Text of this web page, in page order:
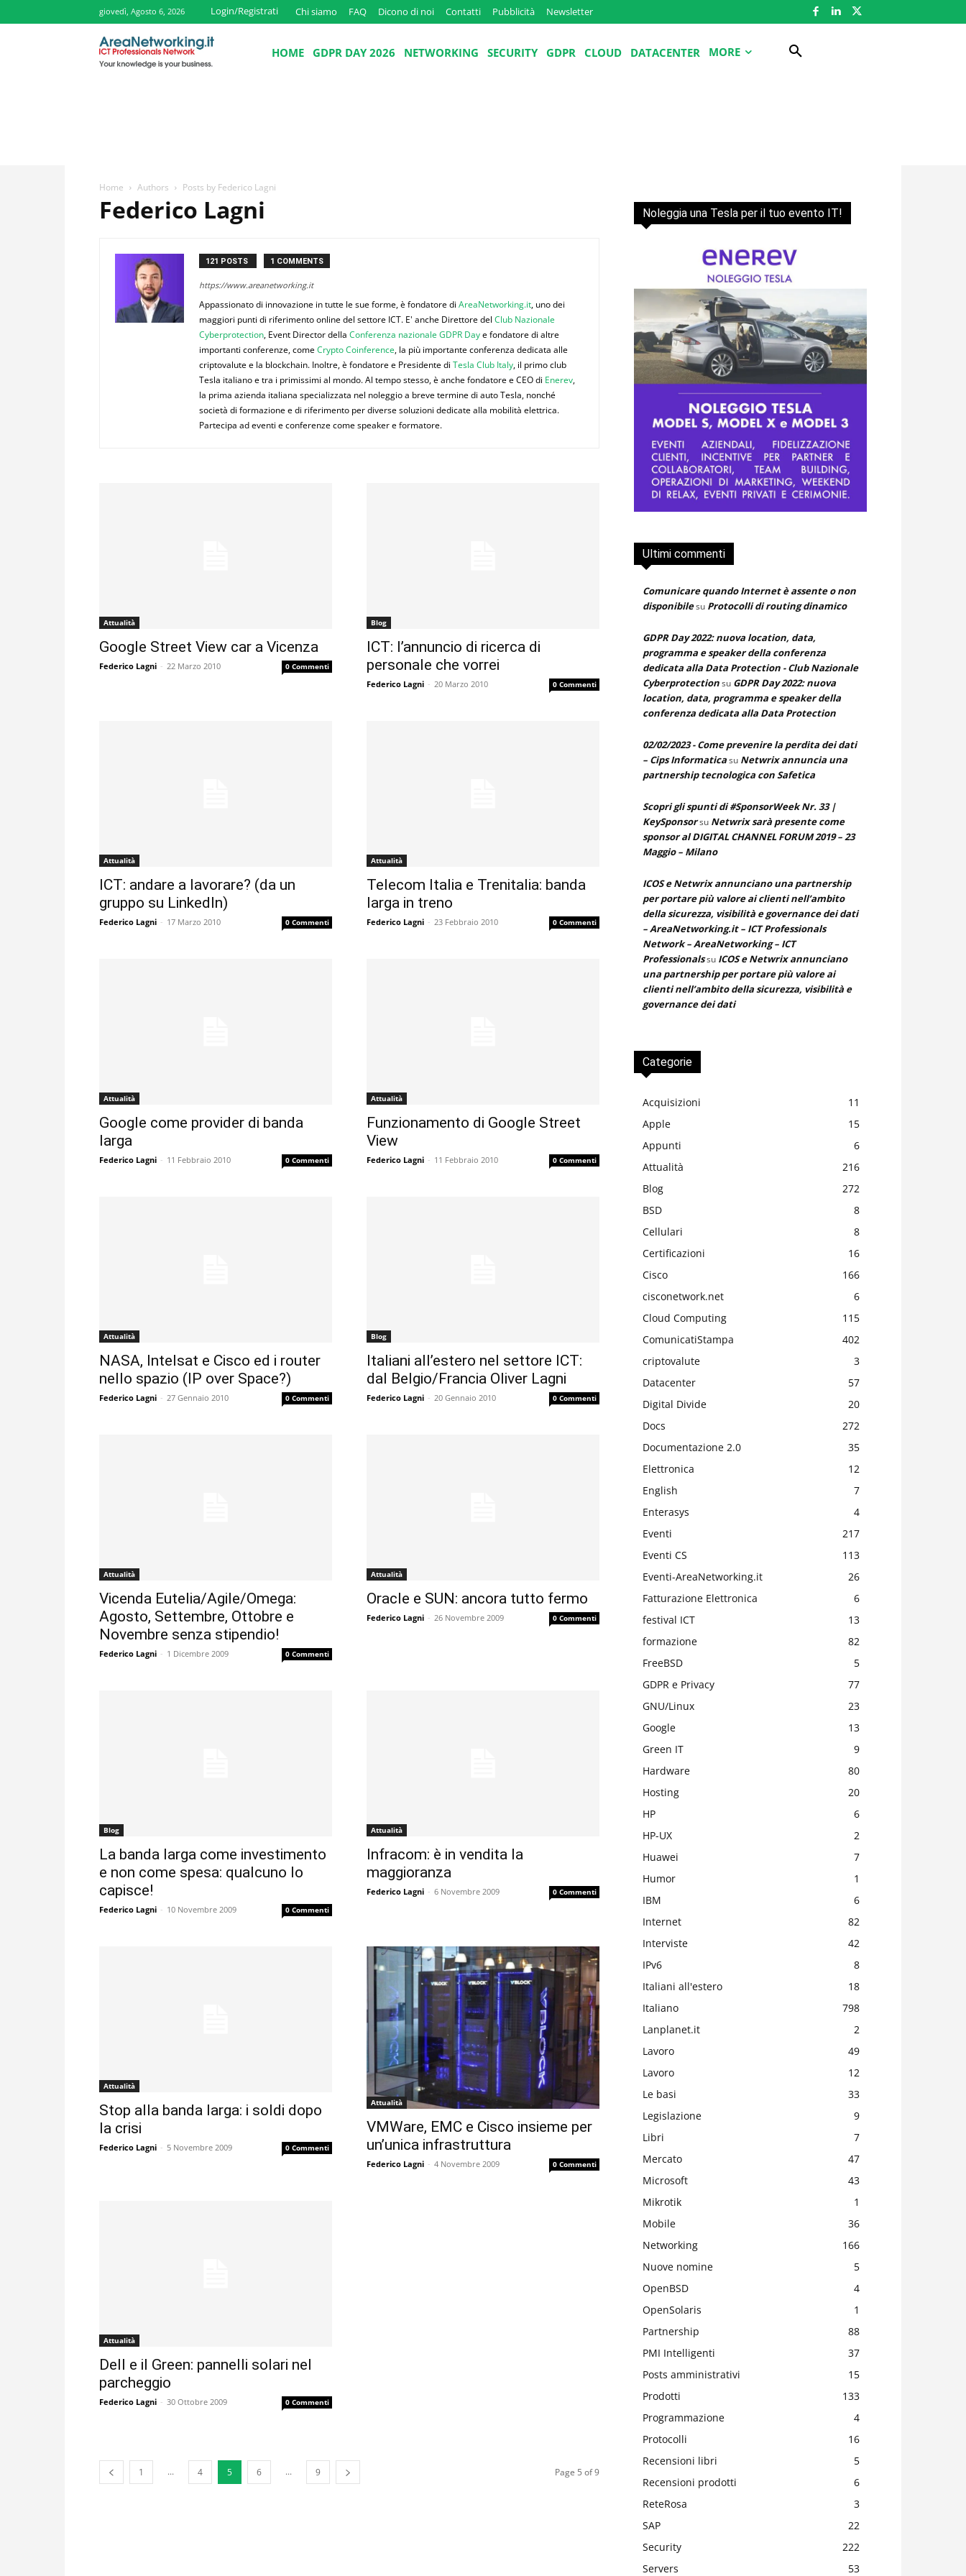
giovedì, Agosto 6, 2026 Login/Registrati Chi siamo FAQ Dicono di noi Contatti Pubblicità Newsletter
HOME GDPR DAY 2026 NETWORKING SECURITY GDPR CLOUD DATACENTER MORE
Home Authors Posts by Federico Lagni
Federico Lagni
121 POSTS 1 COMMENTS
https://www.areanetworking.it
Appassionato di innovazione in tutte le sue forme, è fondatore di AreaNetworking.it, uno dei
maggiori punti di riferimento online del settore ICT. E' anche Direttore del Club Nazionale
Cyberprotection, Event Director della Conferenza nazionale GDPR Daye fondatore di altre
importanti conferenze, comeCrypto Coinference, la più importante conferenza dedicata alle
criptovalute e la blockchain. Inoltre, è fondatore e Presidente di Tesla Club Italy, il primo club
Tesla italiano e tra i primissimi al mondo. Al tempo stesso, è anche fondatore e CEO di Enerev,
la prima azienda italiana specializzata nel noleggio a breve termine di auto Tesla, nonché
società di formazione e di riferimento per diverse soluzioni dedicate alla mobilità elettrica.
Partecipa ad eventi e conferenze come speaker e formatore.
Attualità
Google Street View car a Vicenza
Federico Lagni - 22 Marzo 2010 0 Commenti
Blog
ICT: l’annuncio di ricerca di
personale che vorrei
Federico Lagni - 20 Marzo 2010 0 Commenti
Attualità
ICT: andare a lavorare? (da un
gruppo su LinkedIn)
Federico Lagni - 17 Marzo 2010 0 Commenti
Attualità
Telecom Italia e Trenitalia: banda
larga in treno
Federico Lagni - 23 Febbraio 2010 0 Commenti
Attualità
Google come provider di banda
larga
Federico Lagni - 11 Febbraio 2010 0 Commenti
Attualità
Funzionamento di Google Street
View
Federico Lagni - 11 Febbraio 2010 0 Commenti
Attualità
NASA, Intelsat e Cisco ed i router
nello spazio (IP over Space?)
Federico Lagni - 27 Gennaio 2010 0 Commenti
Blog
Italiani all’estero nel settore ICT:
dal Belgio/Francia Oliver Lagni
Federico Lagni - 20 Gennaio 2010 0 Commenti
Attualità
Vicenda Eutelia/Agile/Omega:
Agosto, Settembre, Ottobre e
Novembre senza stipendio!
Federico Lagni - 1 Dicembre 2009 0 Commenti
Attualità
Oracle e SUN: ancora tutto fermo
Federico Lagni - 26 Novembre 2009 0 Commenti
Blog
La banda larga come investimento
e non come spesa: qualcuno lo
capisce!
Federico Lagni - 10 Novembre 2009 0 Commenti
Attualità
Infracom: è in vendita la
maggioranza
Federico Lagni - 6 Novembre 2009 0 Commenti
Attualità
Stop alla banda larga: i soldi dopo
la crisi
Federico Lagni - 5 Novembre 2009 0 Commenti
Attualità
VMWare, EMC e Cisco insieme per
un’unica infrastruttura
Federico Lagni - 4 Novembre 2009 0 Commenti
Attualità
Dell e il Green: pannelli solari nel
parcheggio
Federico Lagni - 30 Ottobre 2009 0 Commenti
1 ... 4 5 6 ... 9 Page 5 of 9
Noleggia una Tesla per il tuo evento IT!
Ultimi commenti
Comunicare quando Internet è assente o non
disponibilesu Protocolli di routing dinamico
GDPR Day 2022: nuova location, data,
programma e speaker della conferenza
dedicata alla Data Protection - Club Nazionale
Cyberprotectionsu GDPR Day 2022: nuova
location, data, programma e speaker della
conferenza dedicata alla Data Protection
02/02/2023 - Come prevenire la perdita dei dati
– Cips Informaticasu Netwrix annuncia una
partnership tecnologica con Safetica
Scopri gli spunti di #SponsorWeek Nr. 33 |
KeySponsorsu Netwrix sarà presente come
sponsor al DIGITAL CHANNEL FORUM 2019 – 23
Maggio – Milano
ICOS e Netwrix annunciano una partnership
per portare più valore ai clienti nell’ambito
della sicurezza, visibilità e governance dei dati
– AreaNetworking.it – ICT Professionals
Network – AreaNetworking – ICT
Professionalssu ICOS e Netwrix annunciano
una partnership per portare più valore ai
clienti nell’ambito della sicurezza, visibilità e
governance dei dati
Categorie
Acquisizioni
11
Apple
15
Appunti
6
Attualità
216
Blog
272
BSD
8
Cellulari
8
Certificazioni
16
Cisco
166
cisconetwork.net
6
Cloud Computing
115
ComunicatiStampa
402
criptovalute
3
Datacenter
57
Digital Divide
20
Docs
272
Documentazione 2.0
35
Elettronica
12
English
7
Enterasys
4
Eventi
217
Eventi CS
113
Eventi-AreaNetworking.it
26
Fatturazione Elettronica
6
festival ICT
13
formazione
82
FreeBSD
5
GDPR e Privacy
77
GNU/Linux
23
Google
13
Green IT
9
Hardware
80
Hosting
20
HP
6
HP-UX
2
Huawei
7
Humor
1
IBM
6
Internet
82
Interviste
42
IPv6
8
Italiani all'estero
18
Italiano
798
Lanplanet.it
2
Lavoro
49
Lavoro
12
Le basi
33
Legislazione
9
Libri
7
Mercato
47
Microsoft
43
Mikrotik
1
Mobile
36
Networking
166
Nuove nomine
5
OpenBSD
4
OpenSolaris
1
Partnership
88
PMI Intelligenti
37
Posts amministrativi
15
Prodotti
133
Programmazione
4
Protocolli
16
Recensioni libri
5
Recensioni prodotti
6
ReteRosa
3
SAP
22
Security
222
Servers
53